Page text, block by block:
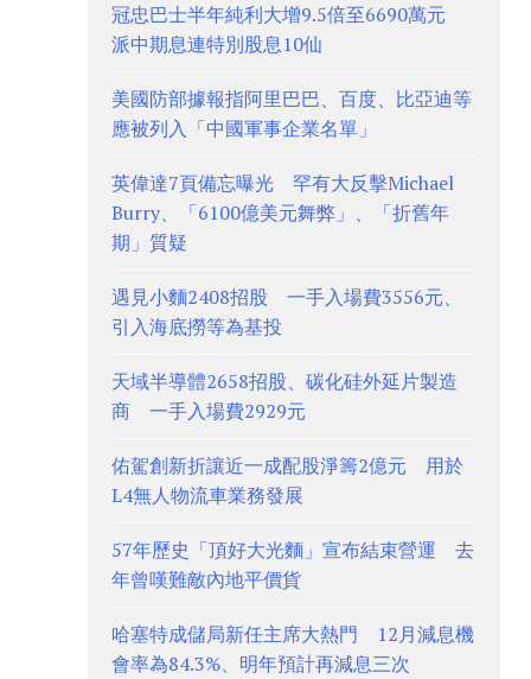
冠忠巴士半年純利大增9.5倍至6690萬元
派中期息連特別股息10仙
美國防部據報指阿里巴巴、百度、比亞迪等
應被列入「中國軍事企業名單」
英偉達7頁備忘曝光 罕有大反擊Michael
Burry、「6100億美元舞弊」、「折舊年
期」質疑
遇見小麵2408招股 一手入場費3556元、
引入海底撈等為基投
天域半導體2658招股、碳化硅外延片製造
商 一手入場費2929元
佑駕創新折讓近一成配股淨籌2億元 用於
L4無人物流車業務發展
57年歷史「頂好大光麵」宣布結束營運 去
年曾嘆難敵內地平價貨
哈塞特成儲局新任主席大熱門 12月減息機
會率為84.3%、明年預計再減息三次